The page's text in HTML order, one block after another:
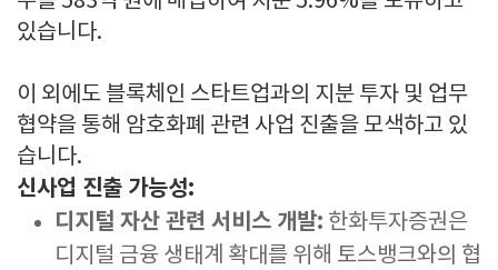
있습니다.
이 외에도 블록체인 스타트업과의 지분 투자 및 업무
협약을 통해 암호화폐 관련 사업 진출을 모색하고 있
습니다.
신사업 진출 가능성:
디지털 자산 관련 서비스 개발: 한화투자증권은
디지털 금융 생태계 확대를 위해 토스뱅크와의 협